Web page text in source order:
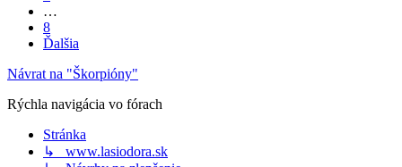
…
8
Ďalšia
Návrat na "Škorpióny"
Rýchla navigácia vo fórach
Stránka
↳ www.lasiodora.sk